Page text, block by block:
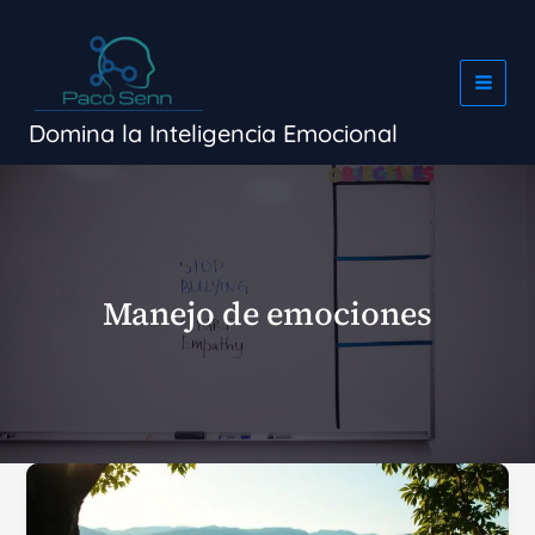
Domina la Inteligencia Emocional
Manejo de emociones